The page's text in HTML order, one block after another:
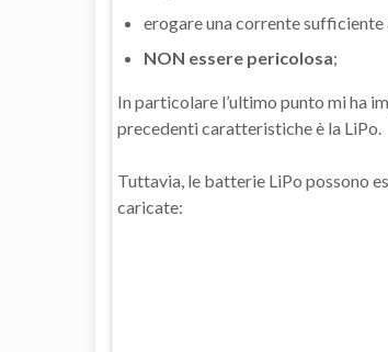
erogare una corrente
NON essere pericolosa;
In particolare l’ultimo punto mi ha
precedenti caratteristiche è la LiPo.
Tuttavia, le batterie LiPo possono
caricate: